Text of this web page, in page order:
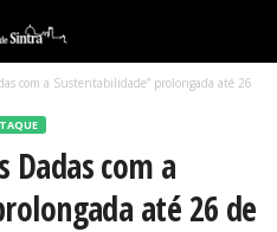
com a Sustentabilidade” prolongada até 26
Dadas com a
até 26 de